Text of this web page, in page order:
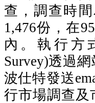
查，調查時
1,476份，在
內。執行方
Survey)透過
波仕特發送
行市場調查及